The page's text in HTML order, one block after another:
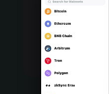
Português (Portugal)
Bahasa Indonesia